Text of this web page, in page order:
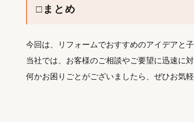
□まとめ
今回は、リフォームでおすすめのアイデアと
当社では、お客様のご相談やご要望に迅速に対
何かお困りごとがございましたら、ぜひお気軽